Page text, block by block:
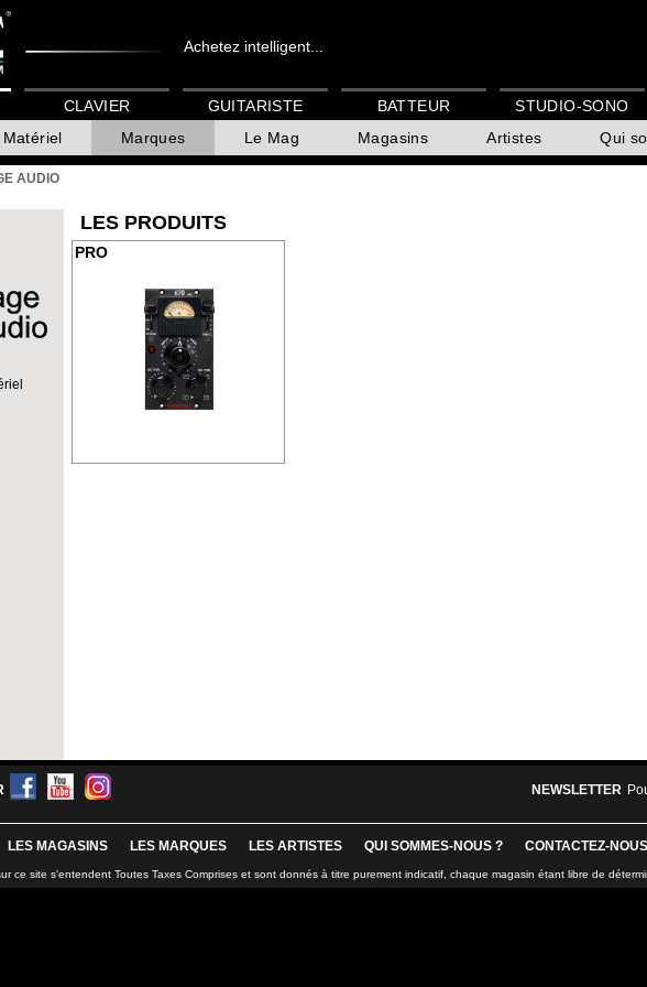
Achetez intelligent...
Marques Le Mag Magasins Artistes Qui
CLAVIER GUITARISTE BATTEUR STUDIO-SONO
AUDIO
LES PRODUITS
PRO
NEWSLETTER
LES MAGASINS LES MARQUES LES ARTISTES QUI SOMMES-NOUS ? CONTACTEZ-NOUS
ce site s'entendent Toutes Taxes Comprises et sont donnés à titre purement indicatif, chaque magasin étant libre de